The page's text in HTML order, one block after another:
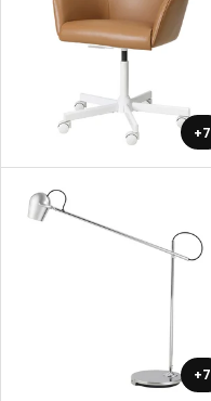
+7
+7